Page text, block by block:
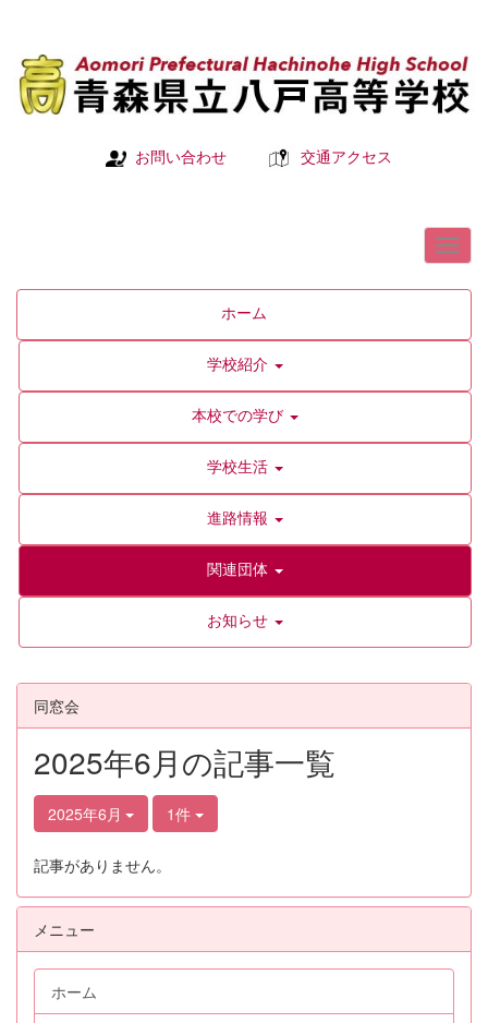
お問い合わせ 交通アクセス
ホーム
学校紹介
本校での学び
学校生活
進路情報
関連団体
お知らせ
同窓会
2025年6月の記事一覧
2025年6月 1件
記事がありません。
メニュー
ホーム